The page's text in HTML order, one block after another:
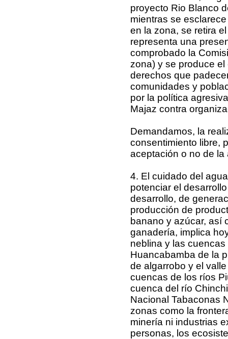
proyecto Rio Blanco
mientras se
en la zona, se retira
representa una
comprobado la
zona) y se produce
derechos que
comunidades y
por la política
Majaz contra
Demandamos, la
consentimiento libre,
aceptación o no de la
4. El cuidado del
potenciar el
desarrollo, de
producción de
banano y azúcar, así
ganadería, implica
neblina y las
Huancabamba de la
de algarrobo y el
cuencas de los ríos
cuenca del río
Nacional Tabaconas
zonas como la
minería ni industrias
personas, los